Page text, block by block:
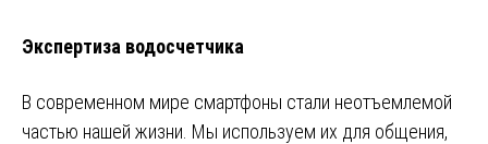
Экспертиза водосчетчика
В современном мире смартфоны стали неотъемлемой
частью нашей жизни. Мы используем их для общения,